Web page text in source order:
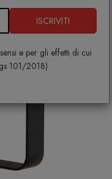
ISCRIVITI
e per gli effetti di cui
101/2018)